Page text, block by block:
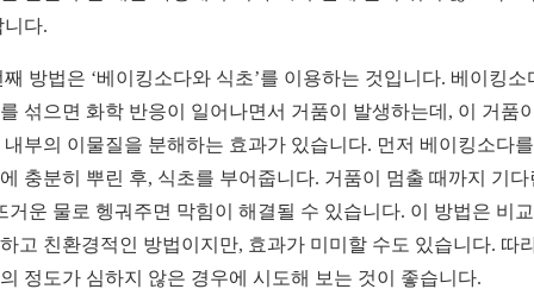
니다.
째 방법은 ‘베이킹소다와 식초’를 이용하는 것입니다. 베이킹소
섞으면 화학 반응이 일어나면서 거품이 발생하는데, 이 거품
내부의 이물질을 분해하는 효과가 있습니다. 먼저 베이킹소다
충분히 뿌린 후, 식초를 부어줍니다. 거품이 멈출 때까지 기다
거운 물로 헹궈주면 막힘이 해결될 수 있습니다. 이 방법은 비
고 친환경적인 방법이지만, 효과가 미미할 수도 있습니다. 따
정도가 심하지 않은 경우에 시도해 보는 것이 좋습니다.